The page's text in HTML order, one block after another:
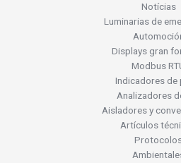
Notícias
Luminarias de
Displays gran
Modbus
Indicadores de
Analizadores
Aisladores y
Artículos